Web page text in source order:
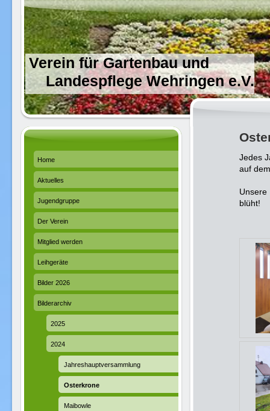
Verein für Gartenbau und
Landespflege Wehringen e.V.
Jedes
auf
Unsere
blüht!
Home
Aktuelles
Jugendgruppe
Der Verein
Mitglied werden
Leihgeräte
Bilder 2026
Bilderarchiv
2025
2024
Jahreshauptversammlung
Osterkrone
Maibowle